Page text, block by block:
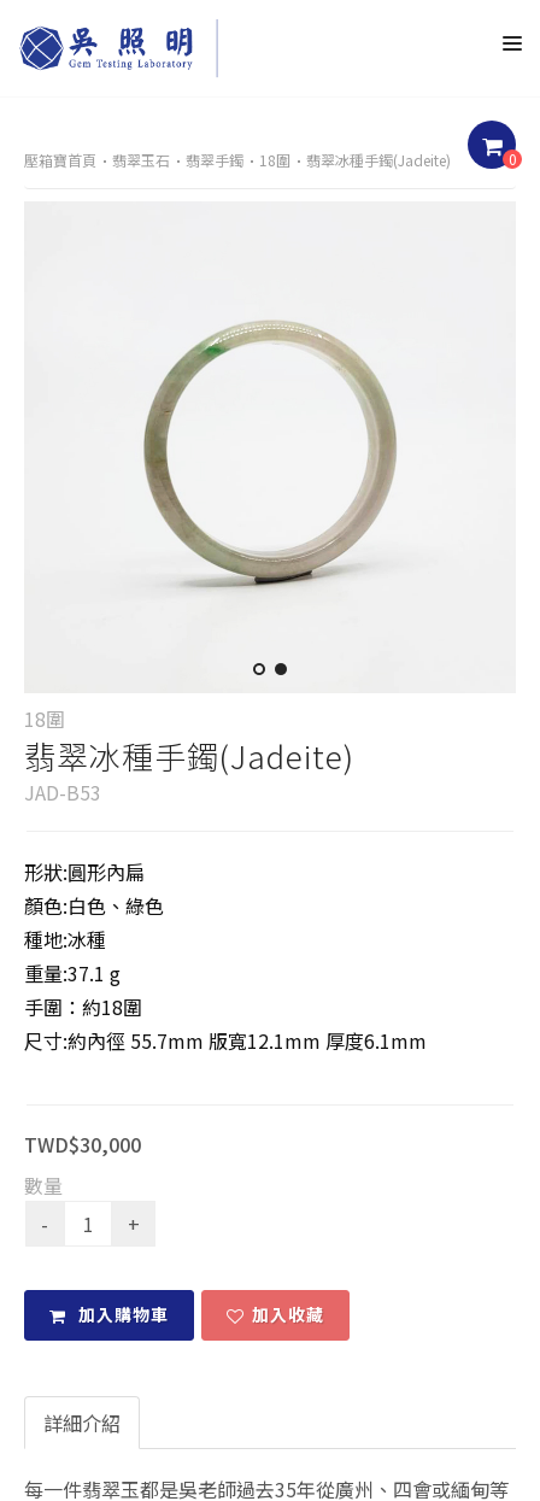
0
壓箱寶首頁 翡翠玉石 翡翠手鐲 18圍 翡翠冰種手鐲(Jadeite)
18圍
翡翠冰種手鐲(Jadeite)
JAD-B53
形狀:圓形內扁
顏色:白色、綠色
種地:冰種
重量:37.1 g
手圍：約18圍
尺寸:約內徑 55.7mm 版寬12.1mm 厚度6.1mm
TWD$30,000
數量
加入購物車 加入收藏
詳細介紹
每一件翡翠玉都是吳老師過去35年從廣州、四會或緬甸等